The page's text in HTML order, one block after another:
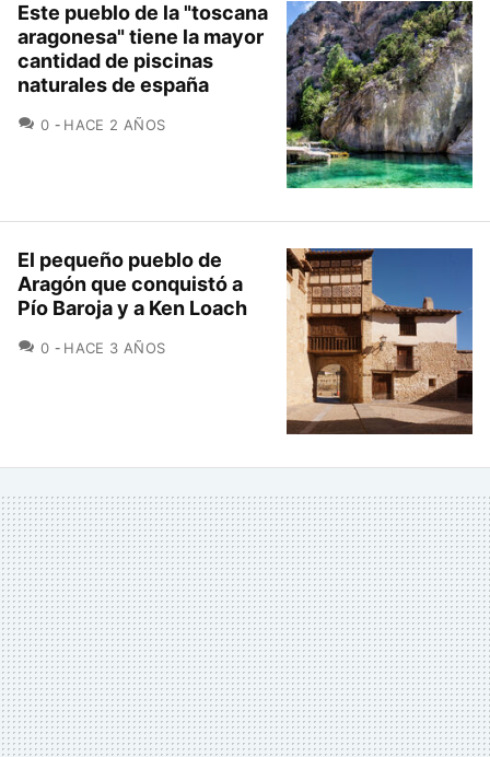
Este pueblo de la "toscana
aragonesa" tiene la mayor
cantidad de piscinas
naturales de españa
0 COMENTARIOS
HACE 2 AÑOS
El pequeño pueblo de
Aragón que conquistó a
Pío Baroja y a Ken Loach
0 COMENTARIOS
HACE 3 AÑOS